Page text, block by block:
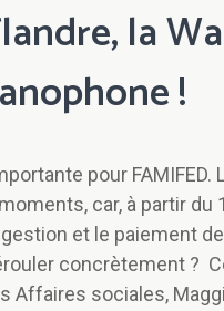
la
!
pour FAMIFED.
car, à partir du
et le paiement
concrètement ?
Affaires sociales,